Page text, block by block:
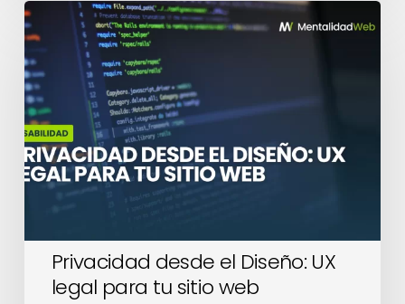
Privacidad
desde
el
Diseño:
UX
legal
para
tu
Privacidad desde el Diseño: UX
legal para tu sitio web